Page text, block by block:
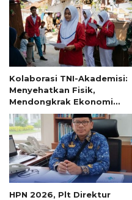
Kolaborasi TNI-Akademisi:
Menyehatkan Fisik,
Mendongkrak Ekonomi
Desa
HPN 2026, Plt Direktur